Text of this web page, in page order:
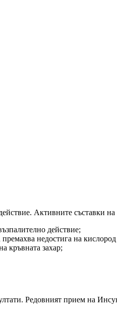
Активните съставки
действие;
недостига на
кръвната захар;
Редовният прием на